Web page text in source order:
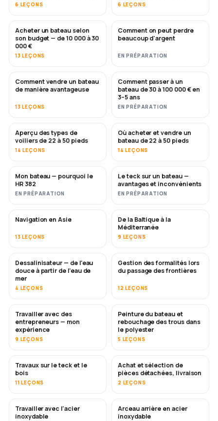
6 LEÇONS 6 LEÇONS
BIENTÔT
Acheter un bateau selon
son budget — de 10 000 à 30
000 €
13 LEÇONS
BIENTÔT
Comment on peut perdre
beaucoup d'argent
EN PRÉPARATION
NOUVEAU
Comment vendre un bateau
de manière avantageuse
13 LEÇONS
NOUVEAU
Comment passer à un
bateau de 30 à 100 000 € en
3–5 ans
EN PRÉPARATION
BIENTÔT
Aperçu des types de
voiliers de 22 à 50 pieds
14 LEÇONS
BIENTÔT
Où acheter et vendre un
bateau de 22 à 50 pieds
14 LEÇONS
BIENTÔT
Mon bateau — pourquoi le
HR 382
EN PRÉPARATION
BIENTÔT
Le teck sur un bateau —
avantages et inconvénients
EN PRÉPARATION
BIENTÔT
Navigation en Asie
13 LEÇONS
BIENTÔT
De la Baltique à la
Méditerranée
9 LEÇONS
BIENTÔT
Dessalinisateur — de l'eau
douce à partir de l'eau de
mer
4 LEÇONS
Gestion des formalités lors
du passage des frontières
12 LEÇONS
BIENTÔT
Travailler avec des
entrepreneurs — mon
expérience
9 LEÇONS
BIENTÔT
Peinture du bateau et
rebouchage des trous dans
le polyester
5 LEÇONS
Travaux sur le teck et le
bois
11 LEÇONS
BIENTÔT
Achat et sélection de
pièces détachées, livraison
2 LEÇONS
BIENTÔT
Travailler avec l'acier
inoxydable
Arceau arrière en acier
inoxydable